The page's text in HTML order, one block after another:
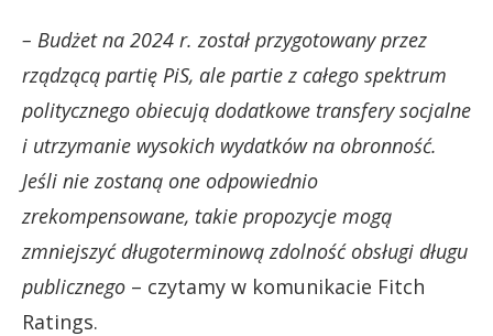
– Budżet na 2024 r. został przygotowany przez
rządzącą partię PiS, ale partie z całego spektrum
politycznego obiecują dodatkowe transfery socjalne
i utrzymanie wysokich wydatków na obronność.
Jeśli nie zostaną one odpowiednio
zrekompensowane, takie propozycje mogą
zmniejszyć długoterminową zdolność obsługi długu
publicznego – czytamy w komunikacie Fitch
Ratings.